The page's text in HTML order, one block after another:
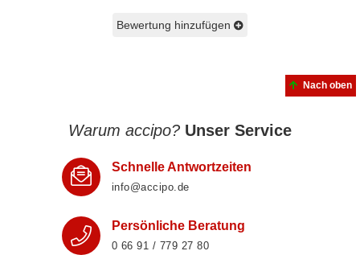
Bewertung hinzufügen
Nach oben
Warum accipo? Unser Service
Schnelle Antwortzeiten
info@accipo.de
Persönliche Beratung
0 66 91 / 779 27 80